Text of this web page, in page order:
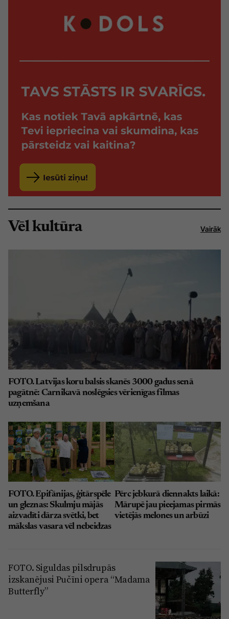
Vēl kultūra Vairāk
FOTO. Latvijas koru balsis skanēs 3000 gadus senā
pagātnē: Carnikavā noslēgsies vērienīgas filmas
uzņemšana
FOTO. Epifānijas, ģitārspēle
un gleznas: Skulmju mājās
aizvadīti dārza svētki, bet
mākslas vasara vēl nebeidzas
Pērc jebkurā diennakts laikā:
Mārupē jau pieejamas pirmās
vietējās melones un arbūzi
FOTO. Siguldas pilsdrupās
izskanējusi Pučīni opera “Madama
Butterfly”